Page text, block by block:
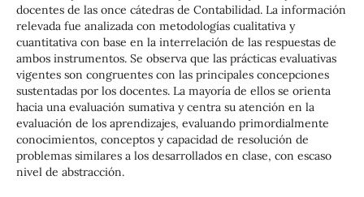
docentes de las once cátedras de Contabilidad. La información
relevada fue analizada con metodologías cualitativa y
cuantitativa con base en la interrelación de las respuestas de
ambos instrumentos. Se observa que las prácticas evaluativas
vigentes son congruentes con las principales concepciones
sustentadas por los docentes. La mayoría de ellos se orienta
hacia una evaluación sumativa y centra su atención en la
evaluación de los aprendizajes, evaluando primordialmente
conocimientos, conceptos y capacidad de resolución de
problemas similares a los desarrollados en clase, con escaso
nivel de abstracción.